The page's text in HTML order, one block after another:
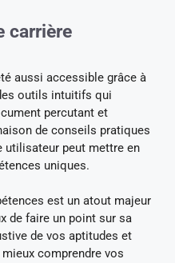
carrière
aussi accessible grâce à
outils intuitifs qui
percutant et
de conseils pratiques
utilisateur peut mettre en
uniques.
est un atout majeur
de faire un point sur sa
de vos aptitudes et
comprendre vos